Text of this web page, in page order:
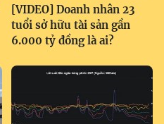
[VIDEO] Doanh nhân 23
tuổi sở hữu tài sản gần
6.000 tỷ đồng là ai?